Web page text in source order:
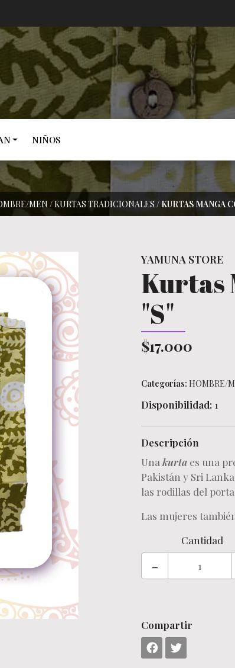
NIÑOS
MEN /KURTAS TRADICIONALES/ KURTAS MANGA
YAMUNA STORE
Kurtas
"S"
$17.000
Categorías: HOMBRE/
Disponibilidad: 1
Descripción
Una kurta es una
Pakistán y Sri
las rodillas del
Las mujeres
Cantidad
-
Compartir